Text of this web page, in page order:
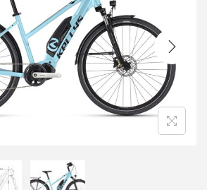
v
g
a
n
t
e
n